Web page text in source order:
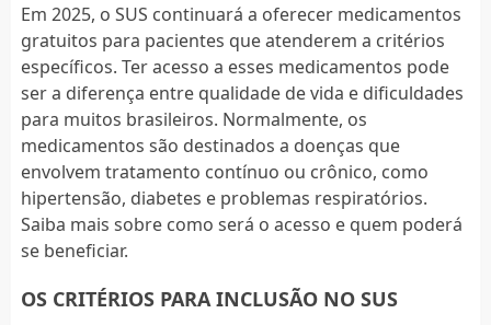
Em 2025, o SUS continuará a oferecer medicamentos
gratuitos para pacientes que atenderem a critérios
específicos. Ter acesso a esses medicamentos pode
ser a diferença entre qualidade de vida e dificuldades
para muitos brasileiros. Normalmente, os
medicamentos são destinados a doenças que
envolvem tratamento contínuo ou crônico, como
hipertensão, diabetes e problemas respiratórios.
Saiba mais sobre como será o acesso e quem poderá
se beneficiar.
OS CRITÉRIOS PARA INCLUSÃO NO SUS